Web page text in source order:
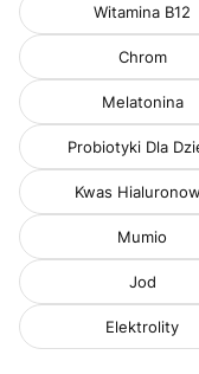
Witamina B12
Chrom
Melatonina
Probiotyki Dla
Kwas
Mumio
Jod
Elektrolity